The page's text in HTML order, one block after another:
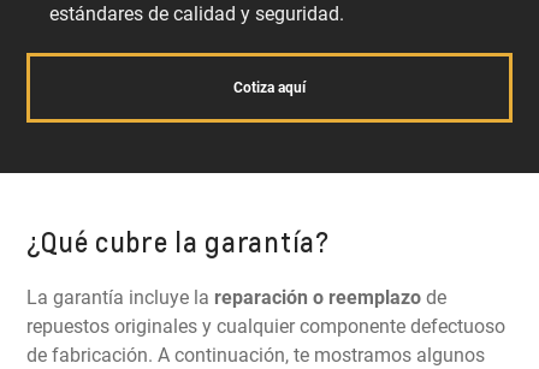
estándares de calidad y seguridad.
Cotiza aquí
¿Qué cubre la garantía?
La garantía incluye la reparación o reemplazo de
repuestos originales y cualquier componente defectuoso
de fabricación. A continuación, te mostramos algunos